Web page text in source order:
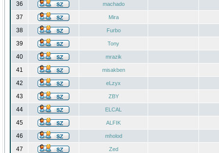
36 machado
37 Mira
38 Furbo
39 Tony
40 mrazik
41 misakben
42 eLzyx
43 ZBY
44 ELCAL
45 ALFIK
46 mholod
47 Zed